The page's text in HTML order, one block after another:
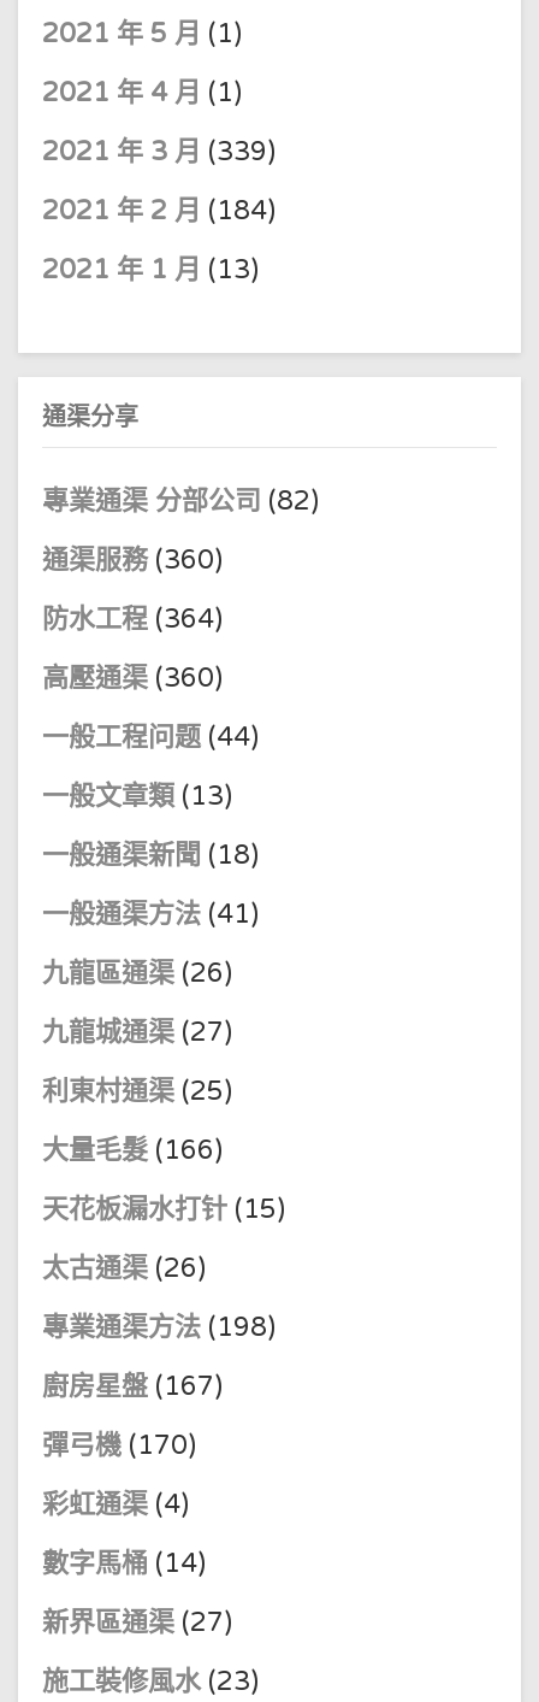
2021 年 5 月 (1)
2021 年 4 月 (1)
2021 年 3 月 (339)
2021 年 2 月 (184)
2021 年 1 月 (13)
通渠分享
專業通渠 分部公司 (82)
通渠服務 (360)
防水工程 (364)
高壓通渠 (360)
一般工程问题 (44)
一般文章類 (13)
一般通渠新聞 (18)
一般通渠方法 (41)
九龍區通渠 (26)
九龍城通渠 (27)
利東村通渠 (25)
大量毛髮 (166)
天花板漏水打针 (15)
太古通渠 (26)
專業通渠方法 (198)
廚房星盤 (167)
彈弓機 (170)
彩虹通渠 (4)
數字馬桶 (14)
新界區通渠 (27)
施工裝修風水(23)